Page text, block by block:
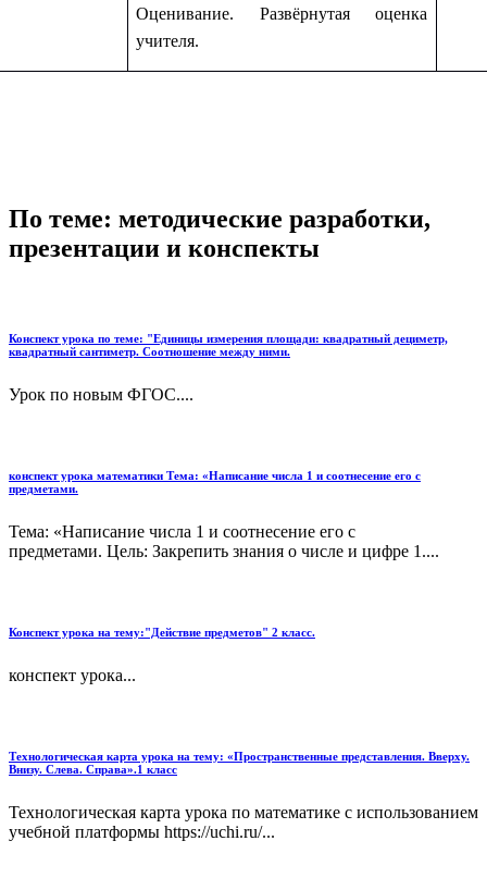
Оценивание. Развёрнутая оценка
учителя.
По теме: методические разработки,
презентации и конспекты
Конспект урока по теме: "Единицы измерения площади: квадратный дециметр,
квадратный сантиметр. Соотношение между ними.
Урок по новым ФГОС....
конспект урока математики Тема: «Написание числа 1 и соотнесение его с
предметами.
Тема: «Написание числа 1 и соотнесение его с
предметами. Цель: Закрепить знания о числе и цифре 1....
Конспект урока на тему:"Действие предметов" 2 класс.
конспект урока...
Технологическая карта урока на тему: «Пространственные представления. Вверху.
Внизу. Слева. Справа».1 класс
Технологическая карта урока по математике с использованием
учебной платформы https://uchi.ru/...